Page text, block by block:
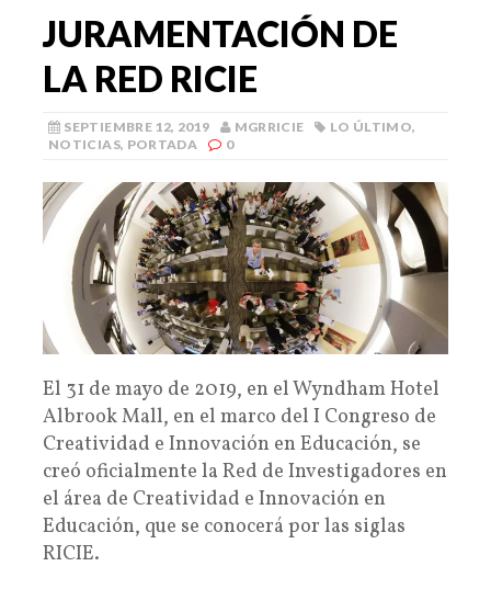
JURAMENTACIÓN DE
LA RED RICIE
SEPTIEMBRE 12, 2019 MGRRICIE LO ÚLTIMO,
NOTICIAS, PORTADA 0
El 31 de mayo de 2019, en el Wyndham Hotel
Albrook Mall, en el marco del I Congreso de
Creatividad e Innovación en Educación, se
creó oficialmente la Red de Investigadores en
el área de Creatividad e Innovación en
Educación, que se conocerá por las siglas
RICIE.